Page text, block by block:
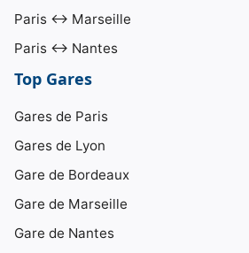
Paris ↔ Marseille
Paris ↔ Nantes
Top Gares
Gares de Paris
Gares de Lyon
Gare de Bordeaux
Gare de Marseille
Gare de Nantes